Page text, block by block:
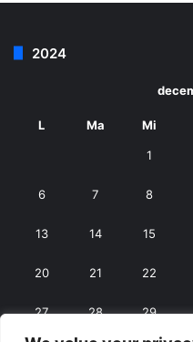
2024
L Ma Mi
1
6 7 8
13 14 15
20 21 22
27 28 29